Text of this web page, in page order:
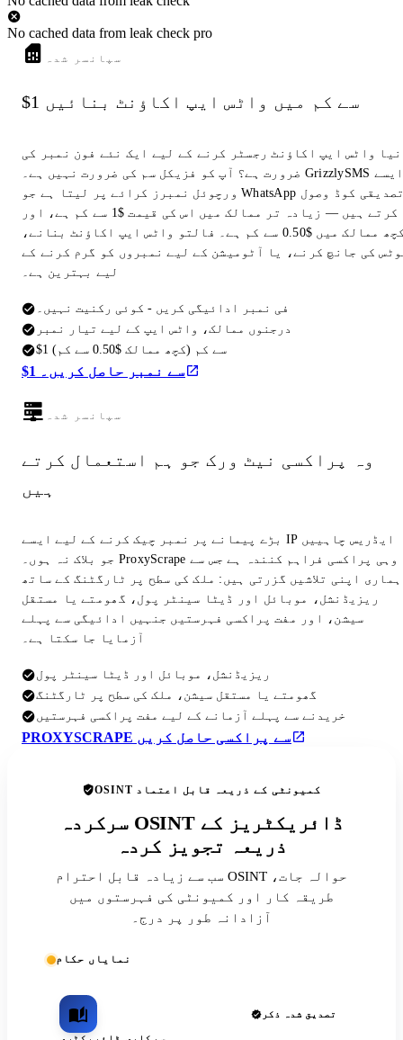
No cached data from leak check pro
سپانسر شدہ
$1 سے کم میں واٹس ایپ اکاؤنٹ بنائیں
نیا واٹس ایپ اکاؤنٹ رجسٹر کرنے کے لیے ایک نئے فون نمبر کی
ضرورت ہے؟ آپ کو فزیکل سم کی ضرورت نہیں ہے۔ GrizzlySMS ایسے
ورچوئل نمبرز کرائے پر لیتا ہے جو WhatsApp تصدیقی کوڈ وصول
کرتے ہیں — زیادہ تر ممالک میں اس کی قیمت $1 سے کم ہے، اور
کچھ ممالک میں $0.50 سے کم ہے۔ فالتو واٹس ایپ اکاؤنٹ بنانے،
کی جانچ کرنے، یا آٹومیشن کے لیے نمبروں کو گرم کرنے کے
لیے بہترین ہے۔
فی نمبر ادائیگی کریں - کوئی رکنیت نہیں۔
درجنوں ممالک، واٹس ایپ کے لیے تیار نمبر
$1 سے کم (کچھ ممالک $0.50 سے کم)
$1 سے نمبر حاصل کریں۔
سپانسر شدہ
وہ پراکسی نیٹ ورک جو ہم استعمال کرتے
ہیں
بڑے پیمانے پر نمبر چیک کرنے کے لیے ایسے IP ایڈریس چاہییں
جو بلاک نہ ہوں۔ ProxyScrape وہی پراکسی فراہم کنندہ ہے جس سے
ہماری اپنی تلاشیں گزرتی ہیں: ملک کی سطح پر ٹارگٹنگ کے ساتھ
ریزیڈنشل، موبائل اور ڈیٹا سینٹر پول، گھومتے یا مستقل
سیشن، اور مفت پراکسی فہرستیں جنہیں ادائیگی سے پہلے
آزمایا جا سکتا ہے۔
ریزیڈنشل، موبائل اور ڈیٹا سینٹر پول
گھومتے یا مستقل سیشن، ملک کی سطح پر ٹارگٹنگ
خریدنے سے پہلے آزمانے کے لیے مفت پراکسی فہرستیں
PROXYSCRAPE سے پراکسی حاصل کریں
OSINT کمیونٹی کے ذریعہ قابل اعتماد
سرکردہ OSINT ڈائریکٹریز کے
ذریعہ تجویز کردہ
سب سے زیادہ قابل احترام OSINT حوالہ جات،
طریقہ کار اور کمیونٹی کی فہرستوں میں
آزادانہ طور پر درج۔
نمایاں حکام
تصدیق شدہ ذکر